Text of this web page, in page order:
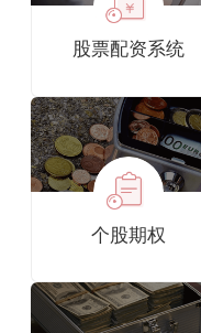
股票配资系统
个股期权